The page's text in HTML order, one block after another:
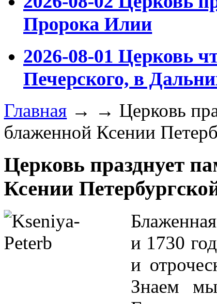
Пророка Илии
2026-08-01 Церковь
Печерского, в
Главная → → Церковь
блаженной Ксении
Церковь празднует
Ксении
и 1730
и
Знаем